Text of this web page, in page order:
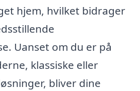
hjem, hvilket bidrager
Uanset om du er på
klassiske eller
bliver dine